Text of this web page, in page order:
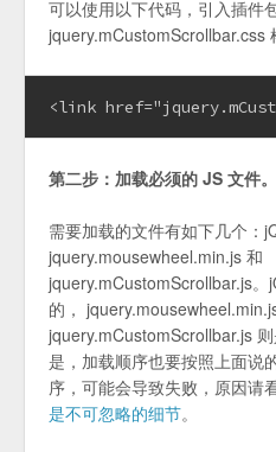
可以使用以下代码，引入插件
jquery.mCustomScrollbar.css
<link
第二步：加载必须的 JS 文件。
需要加载的文件有如下几个：
jquery.mousewheel.min.js 和
jquery.mCustomScrollbar.js
的，
jquery.mCustomScrollbar.js
是，加载顺序也要按照上面说
序，可能会导致失败，原因请
是不可忽略的细节。